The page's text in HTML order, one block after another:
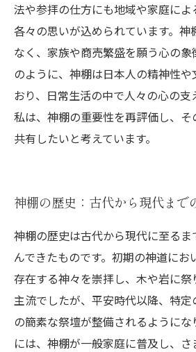
法や参拝の仕方にも地域や家庭によ
各々の思いが込められています。神
なく、家族や商売繁盛を願う心の象
のように、神棚は日本人の精神性
おり、日常生活の中で人々の心の支
私は、神棚の重要性を再評価し、そ
共有したいと考えています。
神棚の歴史：古代から現代まで
神棚の歴史は古代から現代に至る
んできたものです。初期の神道にお
存在する神々を崇拝し、木や岩に
主流でしたが、平安時代以降、特
の簡素な祭壇が整備されるように
には、神棚が一般家庭に普及し、